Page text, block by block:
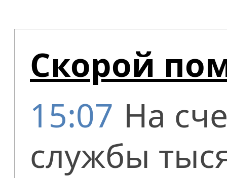
Скорой
15:07 На
службы